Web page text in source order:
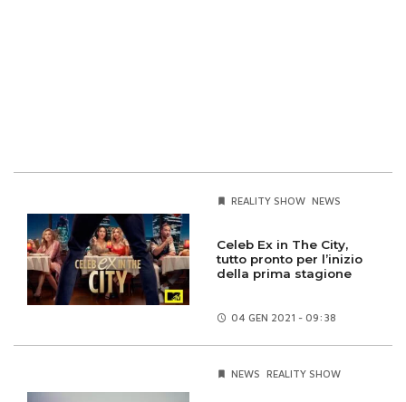
REALITY SHOW NEWS
Celeb Ex in The City,
tutto pronto per l’inizio
della prima stagione
04 GEN 2021 - 09:38
NEWS REALITY SHOW